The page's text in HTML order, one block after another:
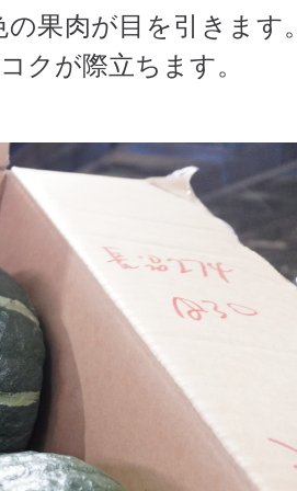
果肉が目を引きます
クが際立ちます。